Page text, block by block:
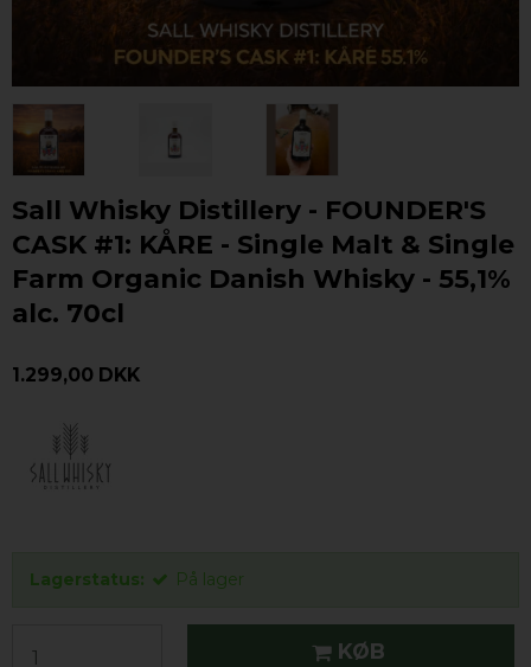
Sall Whisky Distillery - FOUNDER'S
CASK #1: KÅRE - Single Malt & Single
Farm Organic Danish Whisky - 55,1%
alc. 70cl
1.299,00 DKK
Lagerstatus: På lager
KØB